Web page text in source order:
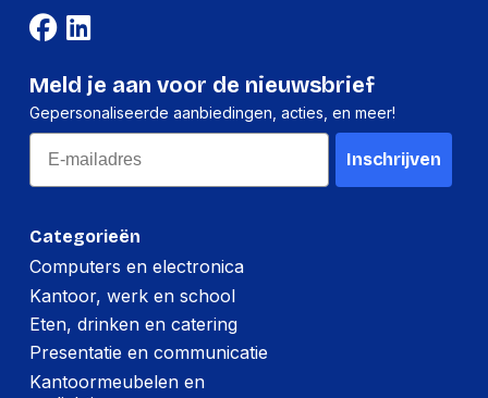
Categorieën
Computers en electronica
Kantoor, werk en school
Eten, drinken en catering
Presentatie en communicatie
Kantoormeubelen en
Meld je aan voor de nieuwsbrief
Gepersonaliseerde aanbiedingen, acties, en meer!
Email
Inschrijven